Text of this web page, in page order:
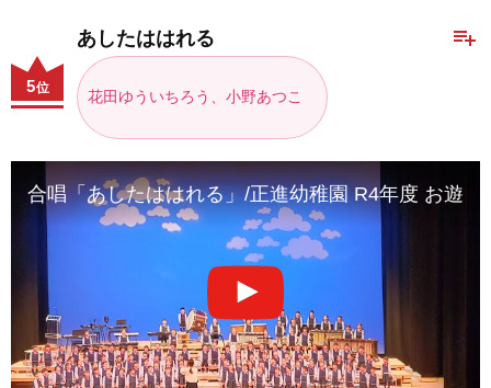
playlist_add
あしたははれる
花田ゆういちろう、小野あつこ
5位
合唱「あしたははれる」/正進幼稚園 R4年度 お遊戯